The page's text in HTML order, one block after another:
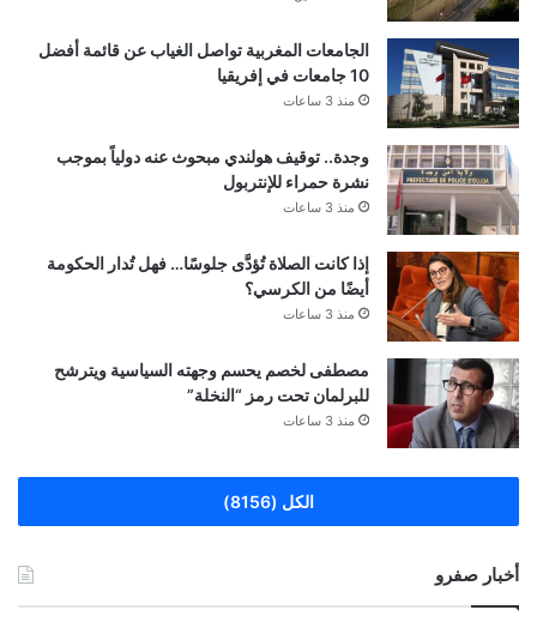
الجامعات المغربية تواصل الغياب عن قائمة أفضل
10 جامعات في إفريقيا
منذ 3 ساعات
وجدة.. توقيف هولندي مبحوث عنه دولياً بموجب
نشرة حمراء للإنتربول
منذ 3 ساعات
إذا كانت الصلاة تُؤدَّى جلوسًا… فهل تُدار الحكومة
أيضًا من الكرسي؟
منذ 3 ساعات
مصطفى لخصم يحسم وجهته السياسية ويترشح
للبرلمان تحت رمز “النخلة”
منذ 3 ساعات
الكل (8156)
أخبار صفرو